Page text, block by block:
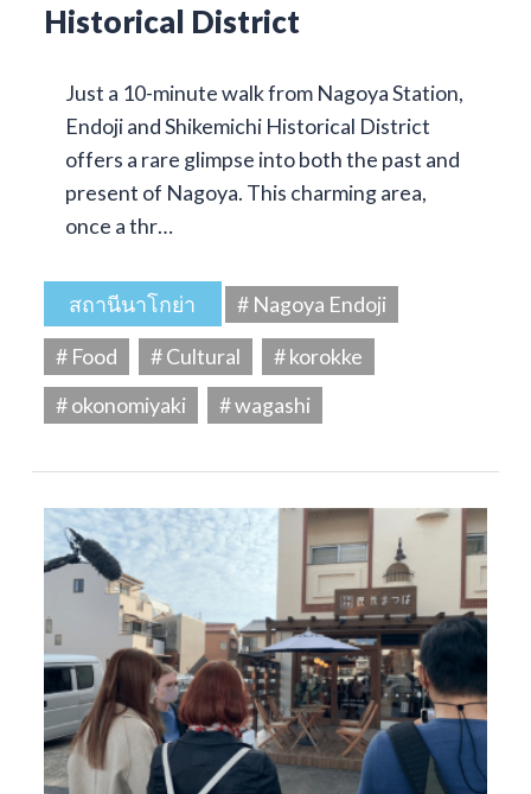
Historical District
Just a 10-minute walk from Nagoya Station,
Endoji and Shikemichi Historical District
offers a rare glimpse into both the past and
present of Nagoya. This charming area,
once a thr…
สถานีนาโกย่า
# Nagoya Endoji
# Food
# Cultural
# korokke
# okonomiyaki
# wagashi